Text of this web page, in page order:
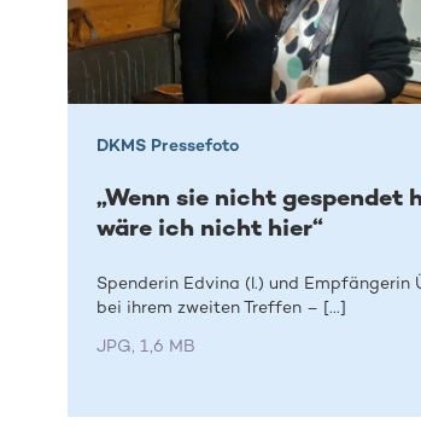
DKMS Pressefoto
„Wenn sie nicht gespendet
wäre ich nicht hier“
Spenderin Edvina (l.) und Empfängerin
bei ihrem zweiten Treffen – [...]
JPG, 1,6 MB